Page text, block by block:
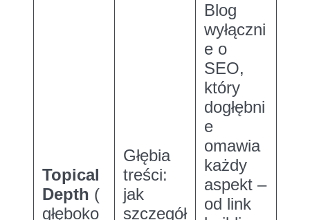
Topical
Depth (
głęboko
Głębia
treści:
jak
szczegół
Blog
wyłączni
e o
SEO,
który
dogłębni
e
omawia
każdy
aspekt –
od link